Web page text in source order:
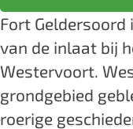
o
r
t
G
e
r
F
o
r
t
Fort
van de inlaat bij
Westervoort.
grondgebied
roerige